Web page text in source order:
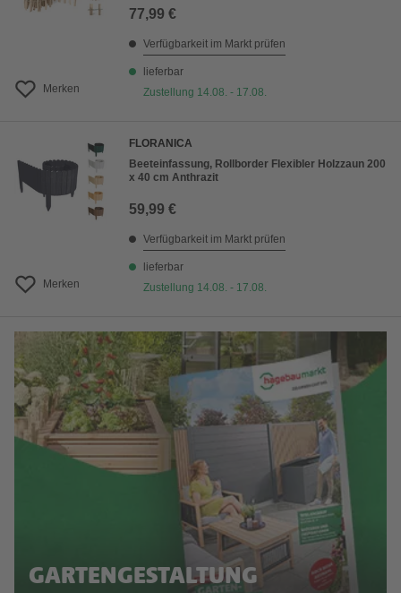
Merken
77,99 €
Verfügbarkeit im Markt prüfen
lieferbar
Zustellung 14.08. - 17.08.
Merken
FLORANICA
Beeteinfassung, Rollborder Flexibler Holzzaun 200
x 40 cm Anthrazit
59,99 €
Verfügbarkeit im Markt prüfen
lieferbar
Zustellung 14.08. - 17.08.
GARTENGESTALTUNG